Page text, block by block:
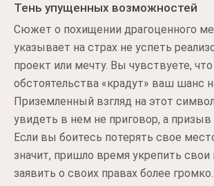
Тень упущенных возможностей
Сюжет о похищении драгоценного
указывает на страх не успеть
проект или мечту. Вы чувствуете,
обстоятельства «крадут» ваш шанс
Приземленный взгляд на этот
увидеть в нем не приговор, а
Если вы боитесь потерять свое
значит, пришло время укрепить свои
заявить о своих правах более громко.